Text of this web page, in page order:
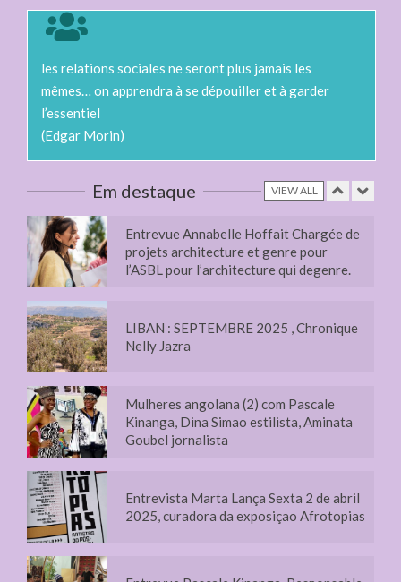
les relations sociales ne seront plus jamais les
mêmes… on apprendra à se dépouiller et à garder
l’essentiel
(Edgar Morin)
Em destaque VIEW ALL
antifascista
Entrevista Artur da Costa Especialista
do cinema angolano 28 de novembro
2025
projets architecture et genre pour
l’ASBL pour l’architecture qui degenre.
LIBAN : SEPTEMBRE 2025 , Chronique
Nelly Jazra
Kinanga, Dina Simao estilista, Aminata
Goubel jornalista
Entrevista Marta Lança Sexta 2 de abril
2025, curadora da exposiçao Afrotopias
Entrevue Pascale Kinanga, Responsable
du projet Angola 2025